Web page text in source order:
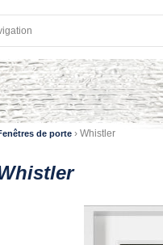
de porte › Whistler